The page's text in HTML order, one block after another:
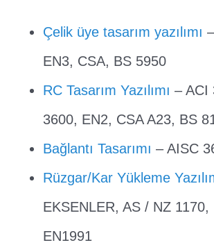
Çelik üye tasarım yazılımı
EN3, CSA, BS 5950
RC Tasarım Yazılımı – ACI
3600, EN2, CSA A23, BS
Bağlantı Tasarımı – AISC
Rüzgar/Kar Yükleme
EKSENLER, AS / NZ 1170,
EN1991